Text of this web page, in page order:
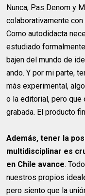
Nunca, Pas Denom y
colaborativamente
Como autodidacta
estudiado
bajen del mundo de
ando. Y por mi parte,
más experimental,
o la editorial, pero que
grabada. El producto
Además, tener la
multidisciplinar es
en Chile avance.
nuestros propios
pero siento que la